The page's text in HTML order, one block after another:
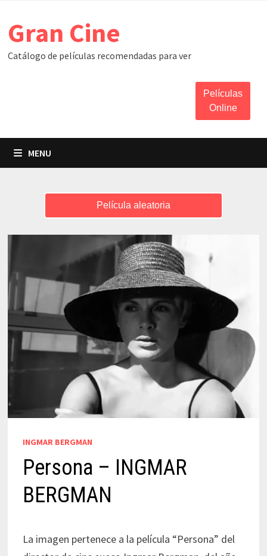
content
Gran Cine
Catálogo de películas recomendadas para ver
Películas
Online
MENU
Película aleatoria
INGMAR BERGMAN
Persona – INGMAR
BERGMAN
La imagen pertenece a la película “Persona” del